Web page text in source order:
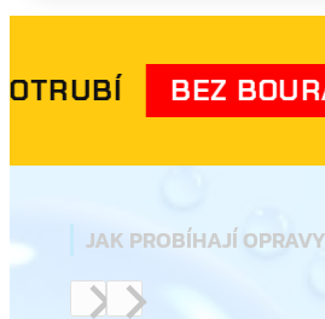
POTRUBÍ
JAK PROBÍHAJÍ OPRAVY